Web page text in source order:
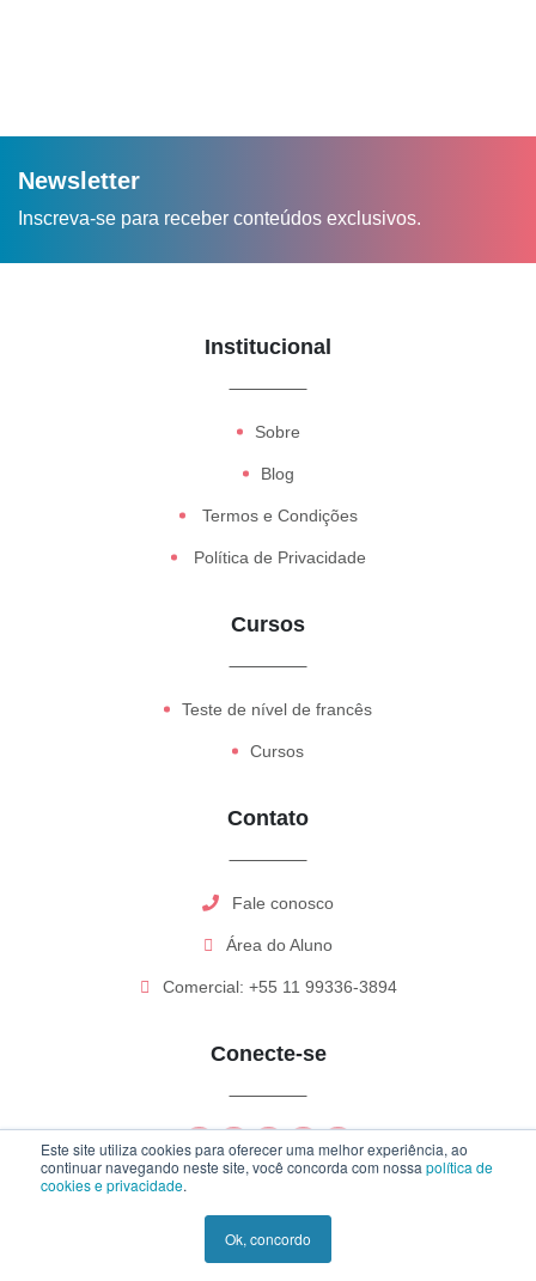
Este site utiliza cookies para oferecer uma melhor experiência, ao
continuar navegando neste site, você concorda com nossa política de
cookies e privacidade.
Ok, concordo
Newsletter
Inscreva-se para receber conteúdos exclusivos.
Institucional
Sobre
Blog
Termos e Condições
Política de Privacidade
Cursos
Teste de nível de francês
Cursos
Contato
Fale conosco
Área do Aluno
Comercial: +55 11 99336-3894
Conecte-se